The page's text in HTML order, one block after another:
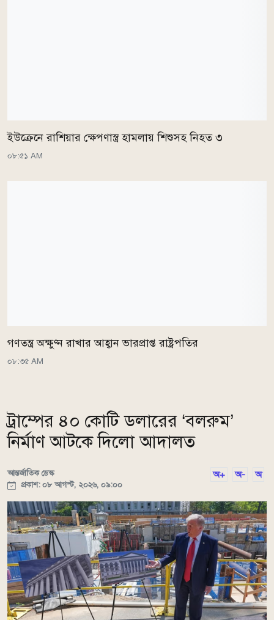
ইউক্রেনে রাশিয়ার ক্ষেপণাস্ত্র হামলায় শিশুসহ নিহত ৩
০৮:৫১ AM
গণতন্ত্র অক্ষুণ্ন রাখার আহ্বান ভারপ্রাপ্ত রাষ্ট্রপতির
০৮:৩৫ AM
ট্রাম্পের ৪০ কোটি ডলারের ‘বলরুম’
নির্মাণ আটকে দিলো আদালত
আন্তর্জাতিক ডেস্ক
প্রকাশ: ০৮ আগস্ট, ২০২৬, ০৯:০০
অ+ অ- অ